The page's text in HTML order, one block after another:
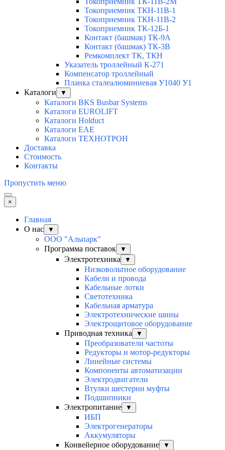
Токоприемник ТКН-11В-1
Токоприемник ТКН-11В-2
Токоприемник ТК-12Б-1
Контакт (башмак) ТК-9А
Контакт (башмак) ТК-3В
Ремкомплект ТК, ТКН
Указатель троллейный К-271
Компенсатор троллейный
Планка сталеалюминиевая У1040 У1
Каталоги
▼
Каталоги BKS Busbar Systems
Каталоги EUROLIFT
Каталоги Holduct
Каталоги EAE
Каталоги ТЕХНОТРОН
Доставка
Стоимость
Контакты
Пропустить меню
×
Главная
О нас
▼
ООО "Альпарк"
Программа поставок
▼
Электротехника ▼
Низковольтное оборудование
Кабели и провода
Кабельные лотки
Светотехника
Кабельная арматура
Электротехнические шины
Электрощитовое оборудование
Приводная техника
▼
Преобразователи частоты
Редукторы и мотор-редукторы
Линейные системы
Компоненты автоматизации
Электродвигатели
Втулки шестерни муфты
Подшипники
Электропитание
▼
ИБП
Электрогенераторы
Аккумуляторы
Конвейерное оборудование
▼